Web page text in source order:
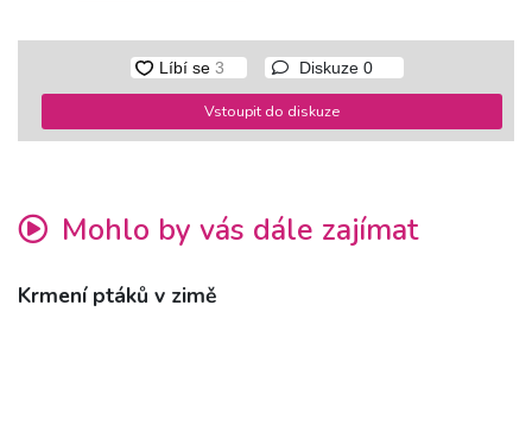
Diskuze 0
Vstoupit do diskuze
Mohlo by vás dále zajímat
Krmení ptáků v zimě